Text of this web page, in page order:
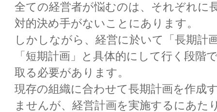
全ての経営者が悩むのは、それぞれに
対的決め手がないことにあります。
しかしながら、経営に於いて「長期計
「短期計画」と具体的にして行く段階
取る必要があります。
現存の組織に合わせて長期計画を作成
ませんが、経営計画を実施するにあた